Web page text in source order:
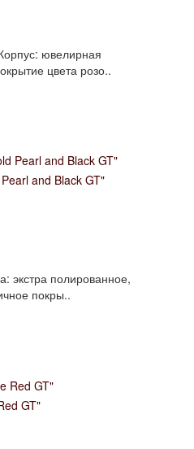
ювелирная
цвета розо..
and Black GT"
экстра полированное,
покры..
GT"